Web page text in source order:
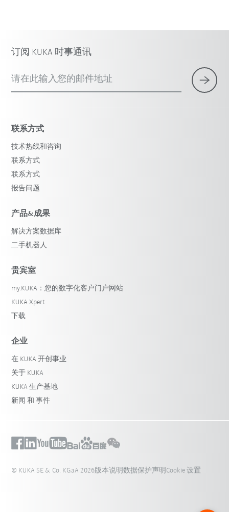
订阅 KUKA 时事通讯
请在此输入您的邮件地址
联系方式
技术热线和咨询
联系方式
联系方式
报告问题
产品&成果
解决方案数据库
二手机器人
贵宾室
my.KUKA：您的数字化客户门户网站
KUKA Xpert
下载
企业
在 KUKA 开创事业
关于 KUKA
KUKA 生产基地
新闻 和 事件
© KUKA SE & Co. KGaA 2026版本说明数据保护声明 Cookie 设置